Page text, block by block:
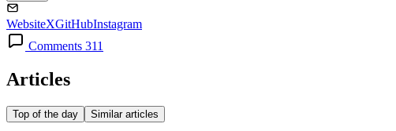
WebsiteXGitHubInstagram
Comments 311
Articles
Top of the day Similar articles